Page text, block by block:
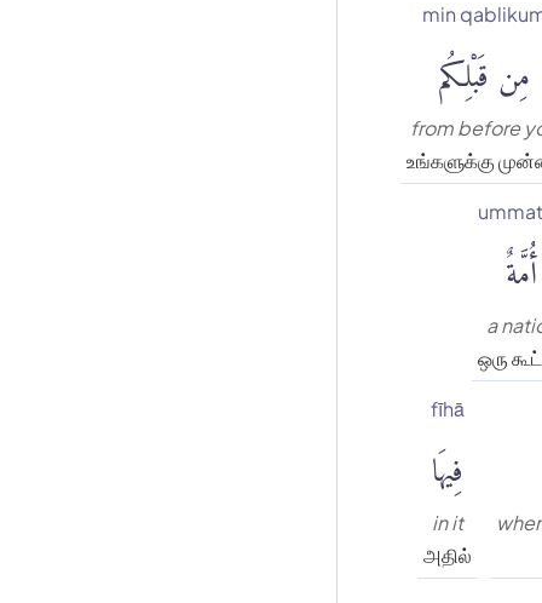
min
مِن قَبْلِكُم
from before
உங்களுக்கு
أُمَّةٌ
a
ஒரு
fīhā
فِيهَا
in it
அதில்